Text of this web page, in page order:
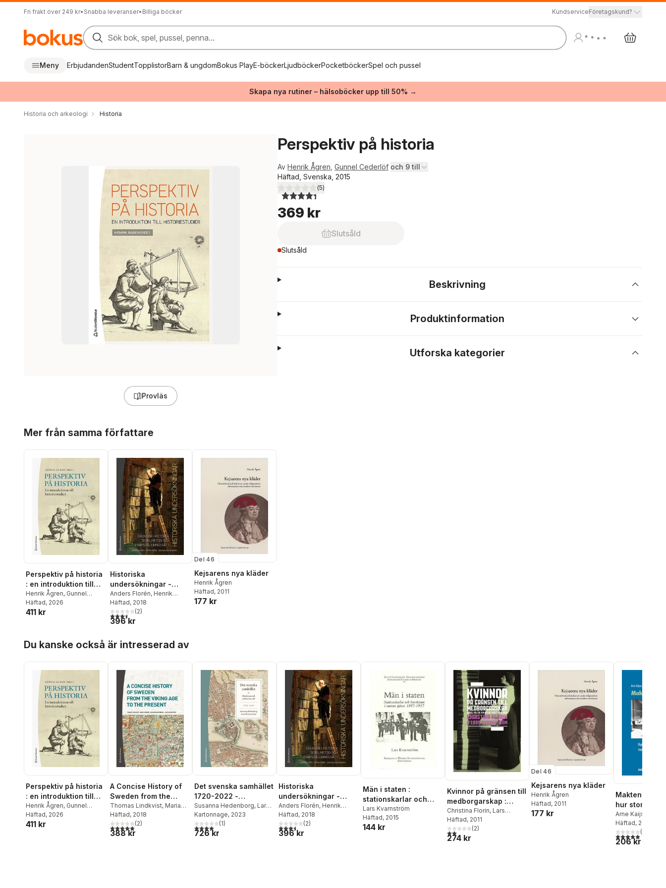
Fri frakt över 249 kr• Snabba leveranser• Billiga böcker KundserviceFöretagskund?
Sök bok, spel, pussel, penna...
Meny ErbjudandenStudentTopplistorBarn & ungdomBokus PlayE-böckerLjudböckerPocketböckerSpel och pussel
Skapa nya rutiner – hälsoböcker upp till 50% →
Historia och arkeologi Historia
Provläs
Perspektiv på historia
Av Henrik Ågren Gunnel Cederlöf och 9 till
Häftad, Svenska, 2015
4,4utav 5 stjärnor. Totalt antal röster:
(5)
369 kr
Slutsåld
Slutsåld
Beskrivning
Produktinformation
Utforska kategorier
Mer från samma författare
Perspektiv på historia
: en introduktion till
historiestudier
Henrik Ågren, Gunnel
Cederlöf,Charlotta Forss
David Gaunt
Lindkvist,Christopher Pihl,
Häftad, 2026
411 kr
Historiska
undersökningar -
Grunder i historisk
teori, metod och
framställningssätt
Anders Florén, Henrik
Ågren,Susanna Erlandsson
Häftad, 2018
3,5utav 5 stjärnor. Totalt antal röster:
(2)
396 kr
Del 46
Kejsarens nya kläder
Henrik Ågren
Häftad, 2011
177 kr
Du kanske också är intresserad av
Perspektiv på historia
: en introduktion till
historiestudier
Henrik Ågren, Gunnel
Cederlöf,Charlotta Forss
David Gaunt
Häftad, 2026
411 kr
A Concise History of
Sweden from the
Viking Age to the
Present
Thomas Lindkvist, Maria
Sjöberg ,Susanna
Hedenborg
Kvarnström
Häftad, 2018
5,0utav 5 stjärnor. Totalt antal röster:
(2)
388 kr
Det svenska samhället
1720-2022 -
Böndernas och
arbetarnas tid
Susanna Hedenborg, Lars
Kvarnström
Kartonnage, 2023
4,0utav 5 stjärnor. Totalt antal röster:
(1)
726 kr
Historiska
undersökningar -
Grunder i historisk
teori, metod och
framställningssätt
Anders Florén, Henrik
Ågren,Susanna Erlandsson
Häftad, 2018
3,5utav 5 stjärnor. Totalt antal röster:
(2)
396 kr
Män i staten :
stationskarlar och
brevbärare i statens
tjänst, 1897-1937
Lars Kvarnström
Häftad, 2015
144 kr
Kvinnor på gränsen till
medborgarskap :
genus, politik och
offentlighet 1800-
1950
Christina Florin, Lars
Kvarnström
Häftad, 2011
2,0utav 5 stjärnor. Totalt antal röster:
(2)
274 kr
Del 46
Kejsarens nya kläder
Henrik Ågren
Häftad, 2011
177 kr
Maktens
hur stora
folkhemmet
Arne Kaijser
Sjöblom,
Lundin
Häftad, 2024
5,0utav 5(
206 kr